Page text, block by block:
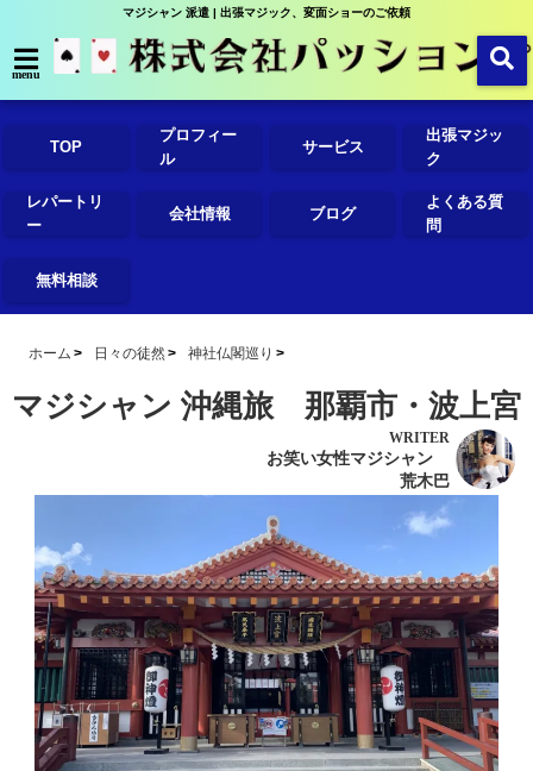
マジシャン 派遣 | 出張マジック、変面ショーのご依頼
menu
TOP
プロフィー
ル
サービス
出張マジッ
ク
レパートリ
ー
会社情報 ブログ
よくある質
問
無料相談
ホーム 日々の徒然 神社仏閣巡り
マジシャン 沖縄旅 那覇市・波上宮
WRITER
お笑い女性マジシャン
荒木巴